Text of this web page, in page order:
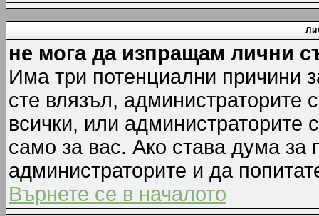
не мога да изпращам лични
Има три потенциални причини
сте влязъл, администраторите
всички, или
само за вас. Ако става дума за
администраторите и да
Върнете се в началото